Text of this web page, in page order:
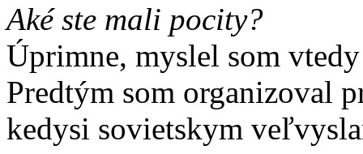
Aké ste mali pocity?
Úprimne, myslel som
Predtým som organizoval
kedysi sovietskym